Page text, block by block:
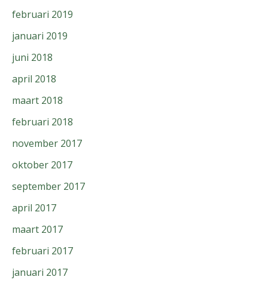
februari 2019
januari 2019
juni 2018
april 2018
maart 2018
februari 2018
november 2017
oktober 2017
september 2017
april 2017
maart 2017
februari 2017
januari 2017